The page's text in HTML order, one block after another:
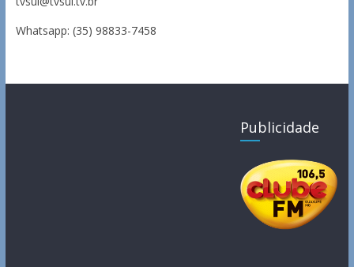
Whatsapp: (35) 98833-7458
Publicidade